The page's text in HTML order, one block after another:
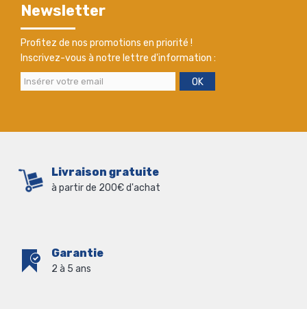
Newsletter
Profitez de nos promotions en priorité !
Inscrivez-vous à notre lettre d'information :
OK
Livraison gratuite
à partir de 200€ d'achat
Garantie
2 à 5 ans